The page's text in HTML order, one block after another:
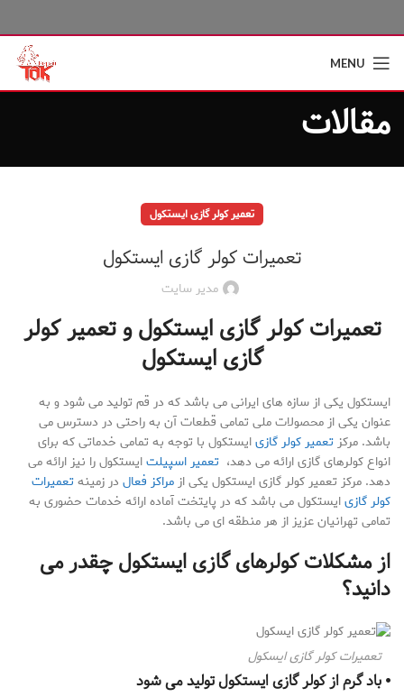
MENU
مقالات
تعمیر کولر گازی ایستکول
تعمیرات کولر گازی ایستکول
مدیر سایت
تعمیرات کولر گازی ایستکول و تعمیر کولر
گازی ایستکول
ایستکول یکی از سازه های ایرانی می باشد که در قم تولید می شود و به
عنوان یکی از محصولات ملی تمامی قطعات آن به راحتی در دسترس می
باشد. مرکزتعمیر کولر گازیایستکول با توجه به تمامی خدماتی که برای
انواع کولرهای گازی ارائه می دهد، تعمیر اسپیلتایستکول را نیز ارائه می
دهد. مرکز تعمیر کولر گازی ایستکول یکی ازمراکز فعال در زمینهتعمیرات
کولر گازیایستکول می باشد که در پایتخت آماده ارائه خدمات حضوری به
تمامی تهرانیان عزیز از هر منطقه ای می باشد.
از مشکلات کولرهای گازی ایستکول چقدر می
دانید؟
تعمیرات کولر گازی ایسکول
⦁ باد گرم از کولر گازی ایستکول تولید می شود